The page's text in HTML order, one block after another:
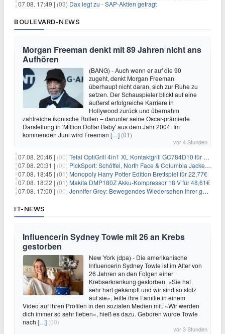
07.08. 17:49 | (03) Dax legt zu - SAP-Aktien gefragt
BOULEVARD-NEWS
Morgan Freeman denkt mit 89 Jahren nicht ans
Aufhören
(BANG) - Auch wenn er auf die 90
zugeht, denkt Morgan Freeman
überhaupt nicht daran, sich zur Ruhe zu
setzen. Der Schauspieler blickt auf eine
äußerst erfolgreiche Karriere in
Hollywood zurück und übernahm
zahlreiche ikonische Rollen – darunter seine Oscar-prämierte
Darstellung in 'Million Dollar Baby' aus dem Jahr 2004. Im
kommenden Juni wird Freeman […] (01)
vor 4 Stunden
07.08. 20:46 | (00) Tefal OptiGrill 4in1 XL Kontaktgrill GC784D10 für 239,99€
07.08. 20:31 | (00) PickSport: Schöffel, North Face & Columbia Jacken ab 39,60€
07.08. 18:45 | (01) Monopoly Harry Potter Edition Brettspiel für 22,77€
07.08. 18:22 | (01) Makita DMP180Z Akku-Kompressor 18 V für 48,61€
07.08. 17:00 | (00) Jennifer Grey: Bewegendes Wiedersehen ihrer geschiedenen Eltern kurz vor dem Tod ihrer Mutter
IT-NEWS
Influencerin Sydney Towle mit 26 an Krebs
gestorben
New York (dpa) - Die amerikanische
Influencerin Sydney Towle ist im Alter von
26 Jahren an den Folgen einer
Krebserkrankung gestorben. «Sie hat
sehr hart gekämpft und wir sind so stolz
auf sie», teilte ihre Familie in einem
Video auf ihren Profilen in den sozialen Medien mit. «Wir werden
dich immer so sehr lieben», hieß es dazu. Geboren wurde Towle
nach […] (00)
vor 3 Stunden